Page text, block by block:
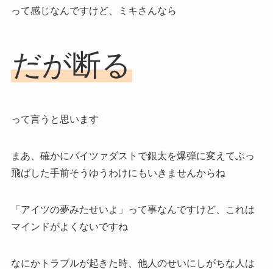
って感じなんですけど、ミキさんなら
だが断る
って言うと思います
まあ、確かにバイツァダストで銀太を爆弾に変えてぶっ
飛ばした手前そうゆうわけにもいきませんからね
「アイツの夢みたせいよ」って事なんですけど、これは
マインドがよくないですね
なにかトラブルが起きた時、他人のせいにしがちな人は